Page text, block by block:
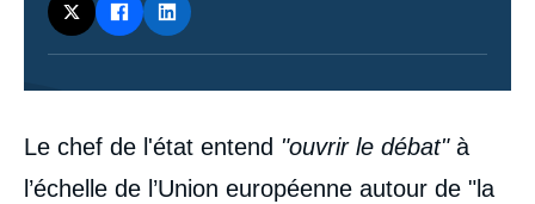
Contenu
intervention
médiatique
Le chef de l'état entend "ouvrir le débat" à
l’échelle de l’Union européenne autour de "la